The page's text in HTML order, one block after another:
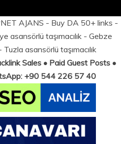
AJANS - Buy DA 50+ links -
asansörlü taşımacılık - Gebze
Tuzla asansörlü taşımacılık
Sales • Paid Guest Posts •
+90 544 226 57 40